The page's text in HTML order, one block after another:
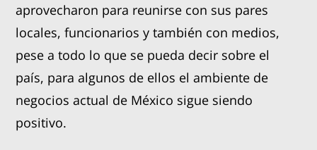
aprovecharon para reunirse con sus pares
locales, funcionarios y también con medios,
pese a todo lo que se pueda decir sobre el
país, para algunos de ellos el ambiente de
negocios actual de México sigue siendo
positivo.